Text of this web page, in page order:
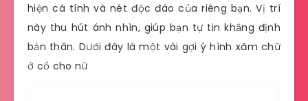
hiện cá tính và nét độc đáo của riêng bạn. Vị trí
này thu hút ánh nhìn, giúp bạn tự tin khẳng định
bản thân. Dưới đây là một vài gợi ý hình xăm chữ
ở cổ cho nữ